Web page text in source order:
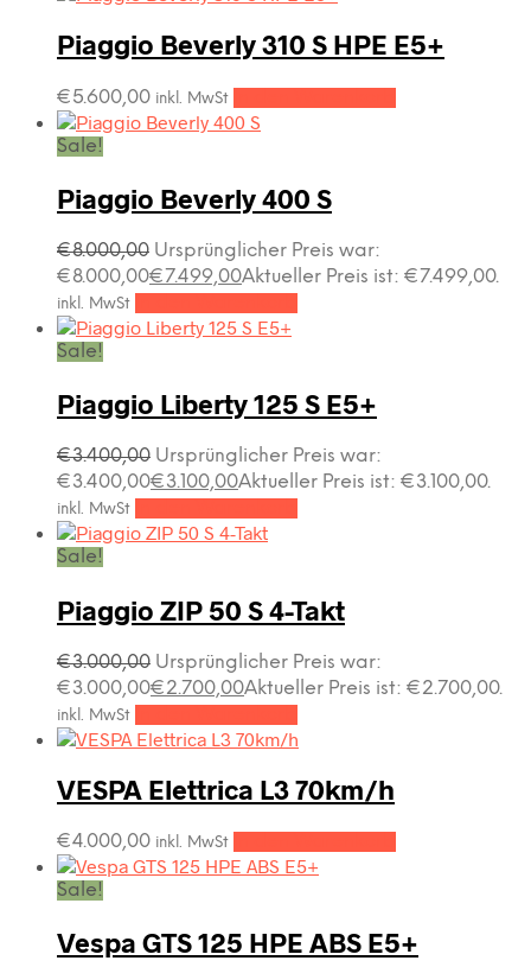
Piaggio Beverly 310 S HPE E5+
€5.600,00 inkl. MwSt
Sale!
Piaggio Beverly 400 S
€8.000,00 Ursprünglicher Preis war:
€8.000,00€7.499,00Aktueller Preis ist: €7.499,00.
inkl. MwSt
Sale!
Piaggio Liberty 125 S E5+
€3.400,00 Ursprünglicher Preis war:
€3.400,00€3.100,00Aktueller Preis ist: €3.100,00.
inkl. MwSt
Sale!
Piaggio ZIP 50 S 4-Takt
€3.000,00 Ursprünglicher Preis war:
€3.000,00€2.700,00Aktueller Preis ist: €2.700,00.
inkl. MwSt
VESPA Elettrica L3 70km/h
€4.000,00 inkl. MwSt
Sale!
Vespa GTS 125 HPE ABS E5+